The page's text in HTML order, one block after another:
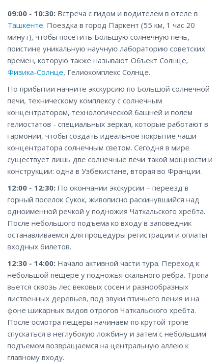
09:00 - 10:30: Встреча с гидом и водителем в отеле в
Ташкенте. Поездка в город Паркент (55 км, 1 час 20
минут), чтобы посетить Большую солнечную печь,
поистине уникальную научную лабораторию советских
времен, которую также называют Объект Солнце,
Физика-Солнце, Гелиокомплекс Солнце.
По прибытии начните экскурсию по Большой солнечной
печи, техническому комплексу с солнечным
концентратором, технологической башней и полем
гелиостатов - специальных зеркал, которые работают в
гармонии, чтобы создать идеальное покрытие чаши
концентратора солнечным светом. Сегодня в мире
существует лишь две солнечные печи такой мощности и
конструкции: одна в Узбекистане, вторая во Франции.
12:00 - 12:30: По окончании экскурсии – переезд в
горный поселок Сукок, живописно раскинувшийся над
одноименной речкой у подножия Чаткальского хребта.
После небольшого подъема ко входу в заповедник
останавливаемся для процедуры регистрации и оплаты
входных билетов.
12:30 - 14:00: Начало активной части тура. Переход к
небольшой пещере у подножья скального ребра. Тропа
вьется сквозь лес вековых сосен и разнообразных
лиственных деревьев, под звуки птичьего пения и на
фоне шикарных видов отрогов Чаткальского хребта.
После осмотра пещеры начинаем по крутой тропе
спускаться в неглубокую ложбину и затем с небольшим
подъемом возвращаемся на центральную аллею к
главному входу.